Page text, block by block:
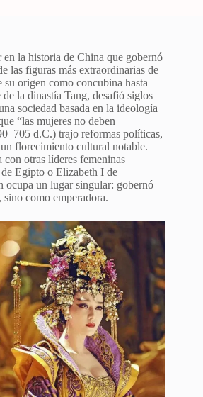
la historia de China que gobernó
las figuras más extraordinarias de
origen como concubina hasta
la dinastía Tang, desafió siglos
sociedad basada en la ideología
“las mujeres no deben
d.C.) trajo reformas políticas,
florecimiento cultural notable.
otras líderes femeninas
Egipto o Elizabeth I de
ocupa un lugar singular: gobernó
como emperadora.